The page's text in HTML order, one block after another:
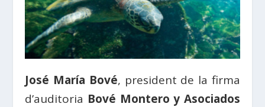
José María Bové, president de la firma
d’auditoria Bové Montero y Asociados